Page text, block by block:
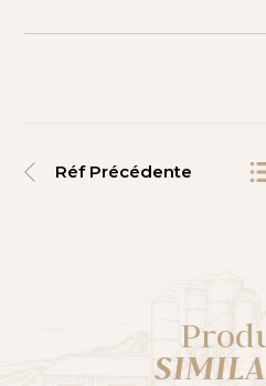
Réf Précédente